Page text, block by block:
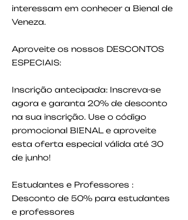
interessam em conhecer a Bienal de
Veneza.
Aproveite os nossos DESCONTOS
ESPECIAIS:
Inscrição antecipada: Inscreva-se
agora e garanta 20% de desconto
na sua inscrição. Use o código
promocional BIENAL e aproveite
esta oferta especial válida até 30
de junho!
Estudantes e Professores :
Desconto de 50% para estudantes
e professores